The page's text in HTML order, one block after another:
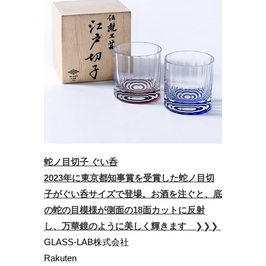
蛇ノ目切子 ぐい呑
2023年に東京都知事賞を受賞した蛇ノ目切
子がぐい呑サイズで登場。お酒を注ぐと、底
の蛇の目模様が側面の18面カットに反射
し、万華鏡のように美しく輝きます ❯❯❯
GLASS-LAB株式会社
Rakuten